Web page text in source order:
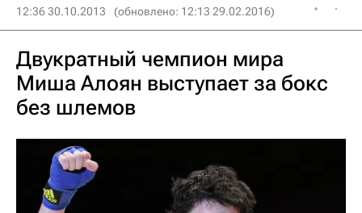
12:36 30.10.2013 (обновлено: 12:13 29.02.2016)
Двукратный чемпион мира
Миша Алоян выступает за бокс
без шлемов